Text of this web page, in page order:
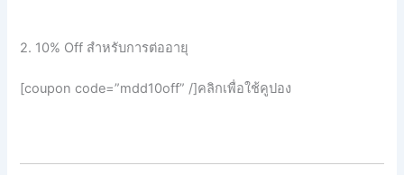
2. 10% Off สำหรับการต่ออายุ
[coupon code=”mdd10off” /]คลิกเพื่อใช้คูปอง